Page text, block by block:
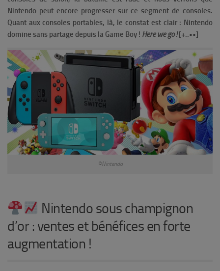
Nintendo peut encore progresser sur ce segment de consoles.
Quant aux consoles portables, là, le constat est clair : Nintendo
domine sans partage depuis la Game Boy ! Here we go ![+..••]
©Nintendo
Nintendo sous champignon
d’or : ventes et bénéfices en forte
augmentation !